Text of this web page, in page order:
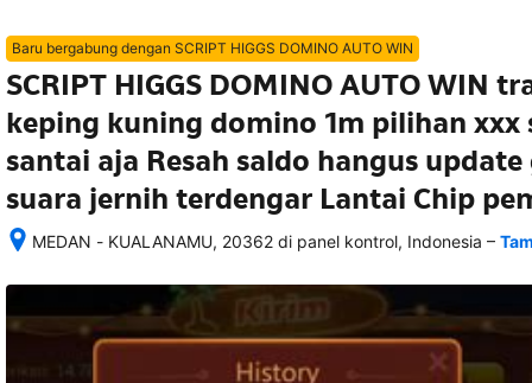
Baru bergabung dengan SCRIPT HIGGS DOMINO AUTO WIN
SCRIPT HIGGS DOMINO AUTO WIN
keping kuning domino 1m pilihan xxx
santai aja Resah saldo hangus
suara jernih terdengar Lantai Chip
MEDAN - KUALANAMU, 20362 di panel kontrol, Indonesia
memesan,
rincian
–